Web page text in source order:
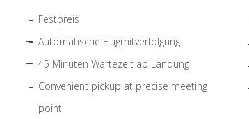
Festpreis
Automatische Flugmitverfolgung
45 Minuten Wartezeit ab Landung
Convenient pickup at precise meeting
point